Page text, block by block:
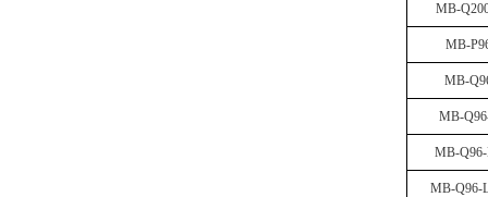
MB-
MB-
MB-
MB-
MB-
MB-Q96-